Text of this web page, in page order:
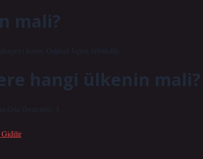
mali?
dengeyi korur. Orijinal Japon ürünüdür.
hangi ülkenin mali?
Güç (benzinli): 4.
Gidilir